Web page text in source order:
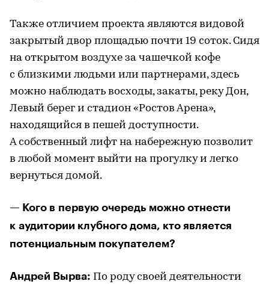
Также отличием проекта являются видовой
закрытый двор площадью почти 19 соток. Сидя
на открытом воздухе за чашечкой кофе
с близкими людьми или партнерами, здесь
можно наблюдать восходы, закаты, реку Дон,
Левый берег и стадион «Ростов Арена»,
находящийся в пешей доступности.
А собственный лифт на набережную позволит
в любой момент выйти на прогулку и легко
вернуться домой.
— Кого в первую очередь можно отнести
к аудитории клубного дома, кто является
потенциальным покупателем?
Андрей Вырва: По роду своей деятельности